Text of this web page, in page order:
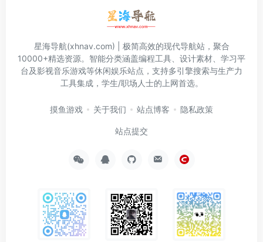
星海导航(xhnav.com) | 极简高效的现代导航站，聚合
10000+精选资源。智能分类涵盖编程工具、设计素材、学习平
台及影视音乐游戏等休闲娱乐站点，支持多引擎搜索与生产力
工具集成，学生/职场人士的上网首选。
摸鱼游戏 关于我们 站点博客 隐私政策
站点提交